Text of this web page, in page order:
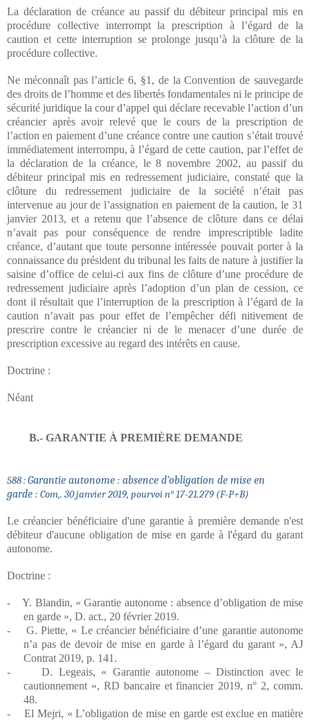
La déclaration de créance au passif du débiteur principal mis en
procédure collective interrompt la prescription à l’égard de la
caution et cette interruption se prolonge jusqu’à la clôture de la
procédure collective.
Ne méconnaît pas l’article 6, §1, de la Convention de sauvegarde
des droits de l’homme et des libertés fondamentales ni le principe de
sécurité juridique la cour d’appel qui déclare recevable l’action d’un
créancier après avoir relevé que le cours de la prescription de
l’action en paiement d’une créance contre une caution s’était trouvé
immédiatement interrompu, à l’égard de cette caution, par l’effet de
la déclaration de la créance, le 8 novembre 2002, au passif du
débiteur principal mis en redressement judiciaire, constaté que la
clôture du redressement judiciaire de la société n’était pas
intervenue au jour de l’assignation en paiement de la caution, le 31
janvier 2013, et a retenu que l’absence de clôture dans ce délai
n’avait pas pour conséquence de rendre imprescriptible ladite
créance, d’autant que toute personne intéressée pouvait porter à la
connaissance du président du tribunal les faits de nature à justifier la
saisine d’office de celui-ci aux fins de clôture d’une procédure de
redressement judiciaire après l’adoption d’un plan de cession, ce
dont il résultait que l’interruption de la prescription à l’égard de la
caution n’avait pas pour effet de l’empêcher défi nitivement de
prescrire contre le créancier ni de le menacer d’une durée de
prescription excessive au regard des intérêts en cause.
Doctrine :
Néant
B.- GARANTIE À PREMIÈRE DEMANDE
588 :Garantie autonome : absence d’obligation de mise en
garde : Com,. 30 janvier 2019, pourvoi n° 17-21.279 (F-P+B)
Le créancier bénéficiaire d'une garantie à première demande n'est
débiteur d'aucune obligation de mise en garde à l'égard du garant
autonome.
Doctrine :
-
Y. Blandin, « Garantie autonome : absence d’obligation de mise
en garde », D. act., 20 février 2019.
-
G. Piette, « Le créancier bénéficiaire d’une garantie autonome
n’a pas de devoir de mise en garde à l’égard du garant », AJ
Contrat 2019, p. 141.
-
D. Legeais, « Garantie autonome – Distinction avec le
cautionnement », RD bancaire et financier 2019, n° 2, comm.
48.
-
El Mejri, « L’obligation de mise en garde est exclue en matière